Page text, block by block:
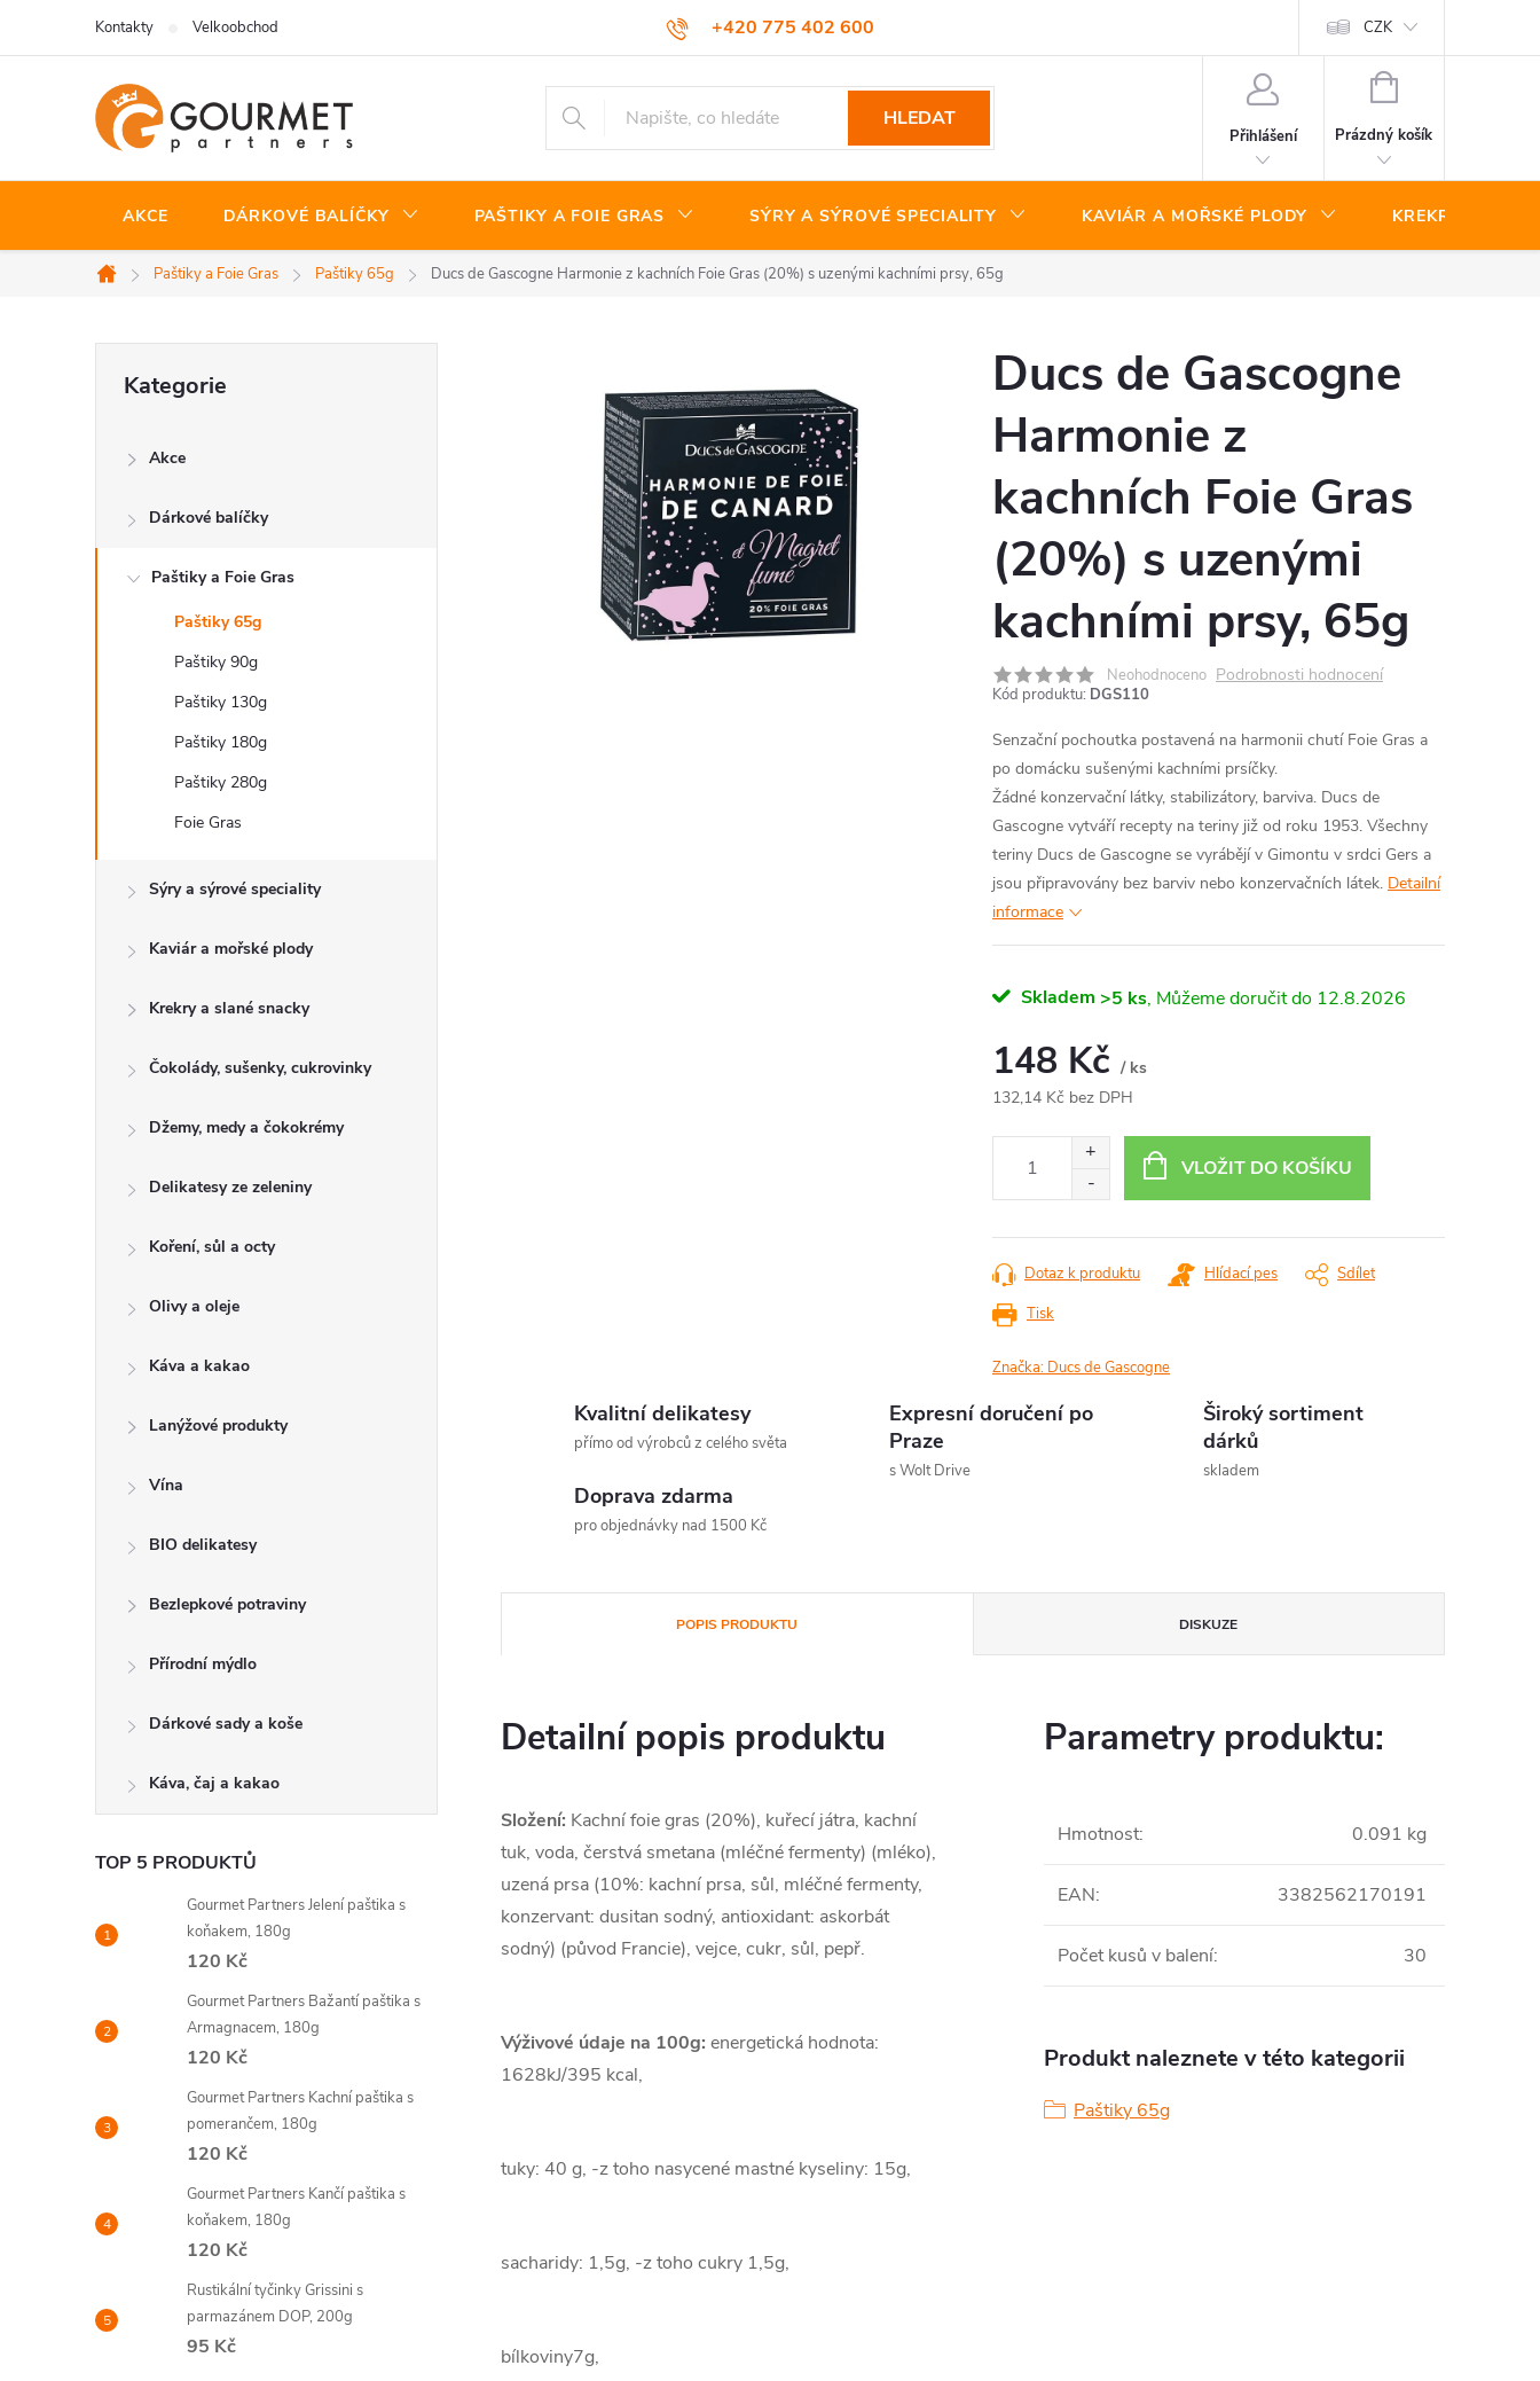
+420 775 402 600
Kontakty Velkoobchod CZK
HLEDAT
Přihlášení
NÁKUPNÍ
Prázdný košík
AKCE DÁRKOVÉ BALÍČKY PAŠTIKY A FOIE GRAS SÝRY A SÝROVÉ SPECIALITY KAVIÁR A MOŘSKÉ PLODY KREKRY A
Domů
Paštiky a Foie Gras Paštiky 65g Ducs de Gascogne Harmonie z kachních Foie Gras (20%) s uzenými kachními prsy, 65g
t
kategorie
Kategorie
Akce
Dárkové balíčky
Paštiky a Foie Gras
Paštiky 65g
Paštiky 90g
Paštiky 130g
Paštiky 180g
Paštiky 280g
Foie Gras
Sýry a sýrové speciality
Kaviár a mořské plody
Krekry a slané snacky
Čokolády, sušenky, cukrovinky
Džemy, medy a čokokrémy
Delikatesy ze zeleniny
Koření, sůl a octy
Olivy a oleje
Káva a kakao
Lanýžové produkty
Vína
BIO delikatesy
Bezlepkové potraviny
Přírodní mýdlo
Dárkové sady a koše
Káva, čaj a kakao
TOP 5 PRODUKTŮ
Gourmet Partners Jelení paštika s
koňakem, 180g
120 Kč
Gourmet Partners Bažantí paštika s
Armagnacem, 180g
120 Kč
Gourmet Partners Kachní paštika s
pomerančem, 180g
120 Kč
Gourmet Partners Kančí paštika s
koňakem, 180g
120 Kč
Rustikální tyčinky Grissini s
parmazánem DOP, 200g
95 Kč
Ducs de Gascogne
Harmonie z
kachních Foie Gras
(20%) s uzenými
kachními prsy, 65g
Neohodnoceno Podrobnosti hodnocení
Kód produktu: DGS110
Senzační pochoutka postavená na harmonii chutí Foie Gras a
po domácku sušenými kachními prsíčky.
Žádné konzervační látky, stabilizátory, barviva. Ducs de
Gascogne vytváří recepty na teriny již od roku 1953. Všechny
teriny Ducs de Gascogne se vyrábějí v Gimontu v srdci Gers a
jsou připravovány bez barviv nebo konzervačních látek. Detailní
informace
Skladem >5 ks 12.8.2026
148 Kč / ks
132,14 Kč bez DPH
VLOŽIT DO KOŠÍKU
Tisk
Dotaz k produktu Hlídací pes Sdílet
Značka: Ducs de Gascogne
Kvalitní delikatesy
přímo od výrobců z celého světa
Expresní doručení po
Praze
s Wolt Drive
Široký sortiment
dárků
skladem
Doprava zdarma
pro objednávky nad 1500 Kč
POPIS PRODUKTU DISKUZE
Detailní popis produktu
Složení: Kachní foie gras (20%), kuřecí játra, kachní
tuk, voda, čerstvá smetana (mléčné fermenty) (mléko),
uzená prsa (10%: kachní prsa, sůl, mléčné fermenty,
konzervant: dusitan sodný, antioxidant: askorbát
sodný) (původ Francie), vejce, cukr, sůl, pepř.
Výživové údaje na 100g: energetická hodnota:
1628kJ/395 kcal,
tuky: 40 g, -z toho nasycené mastné kyseliny: 15g,
sacharidy: 1,5g, -z toho cukry 1,5g,
bílkoviny7g,
Parametry produktu:
Hmotnost: 0.091 kg
EAN: 3382562170191
Počet kusů v balení: 30
Produkt naleznete v této kategorii
Paštiky 65g